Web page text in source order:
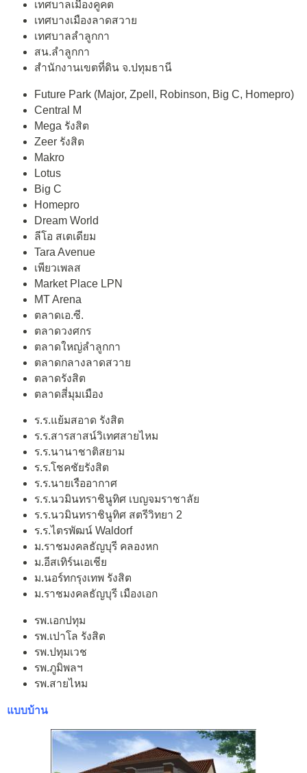
เทศบาลเมืองคูคต
เทศบางเมืองลาดสวาย
เทศบาลลำลูกกา
สน.ลำลูกกา
สำนักงานเขตที่ดิน จ.ปทุมธานี
Future Park (Major, Zpell, Robinson, Big C, Homepro)
Central M
Mega รังสิต
Zeer รังสิต
Makro
Lotus
Big C
Homepro
Dream World
ลีโอ สเตเดียม
Tara Avenue
เพียวเพลส
Market Place LPN
MT Arena
ตลาดเอ.ซี.
ตลาดวงศกร
ตลาดใหญ่ลำลูกกา
ตลาดกลางลาดสวาย
ตลาดรังสิต
ตลาดสี่มุมเมือง
ร.ร.แย้มสอาด รังสิต
ร.ร.สารสาสน์วิเทศสายไหม
ร.ร.นานาชาติสยาม
ร.ร.โชคชัยรังสิต
ร.ร.นายเรืออากาศ
ร.ร.นวมินทราชินูทิศ เบญจมราชาลัย
ร.ร.นวมินทราชินูทิศ สตรีวิทยา 2
ร.ร.ไตรพัฒน์ Waldorf
ม.ราชมงคลธัญบุรี คลองหก
ม.อีสเทิร์นเอเชีย
ม.นอร์ทกรุงเทพ รังสิต
ม.ราชมงคลธัญบุรี เมืองเอก
รพ.เอกปทุม
รพ.เปาโล รังสิต
รพ.ปทุมเวช
รพ.ภูมิพลฯ
รพ.สายไหม
แบบบ้าน